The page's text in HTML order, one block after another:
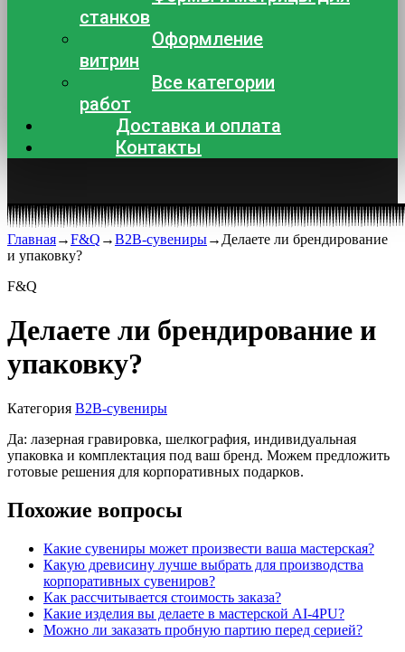
станков
Оформление
витрин
Все категории
работ
Доставка и оплата
Контакты
Главная→F&Q →B2B-сувениры→ Делаете ли брендирование
и упаковку?
F&Q
Делаете ли брендирование и
упаковку?
Категория B2B-сувениры
Да: лазерная гравировка, шелкография, индивидуальная
упаковка и комплектация под ваш бренд. Можем предложить
готовые решения для корпоративных подарков.
Похожие вопросы
Какие сувениры может произвести ваша мастерская?
Какую древисину лучше выбрать для производства
корпоративных сувениров?
Как рассчитывается стоимость заказа?
Какие изделия вы делаете в мастерской AI-4PU?
Можно ли заказать пробную партию перед серией?